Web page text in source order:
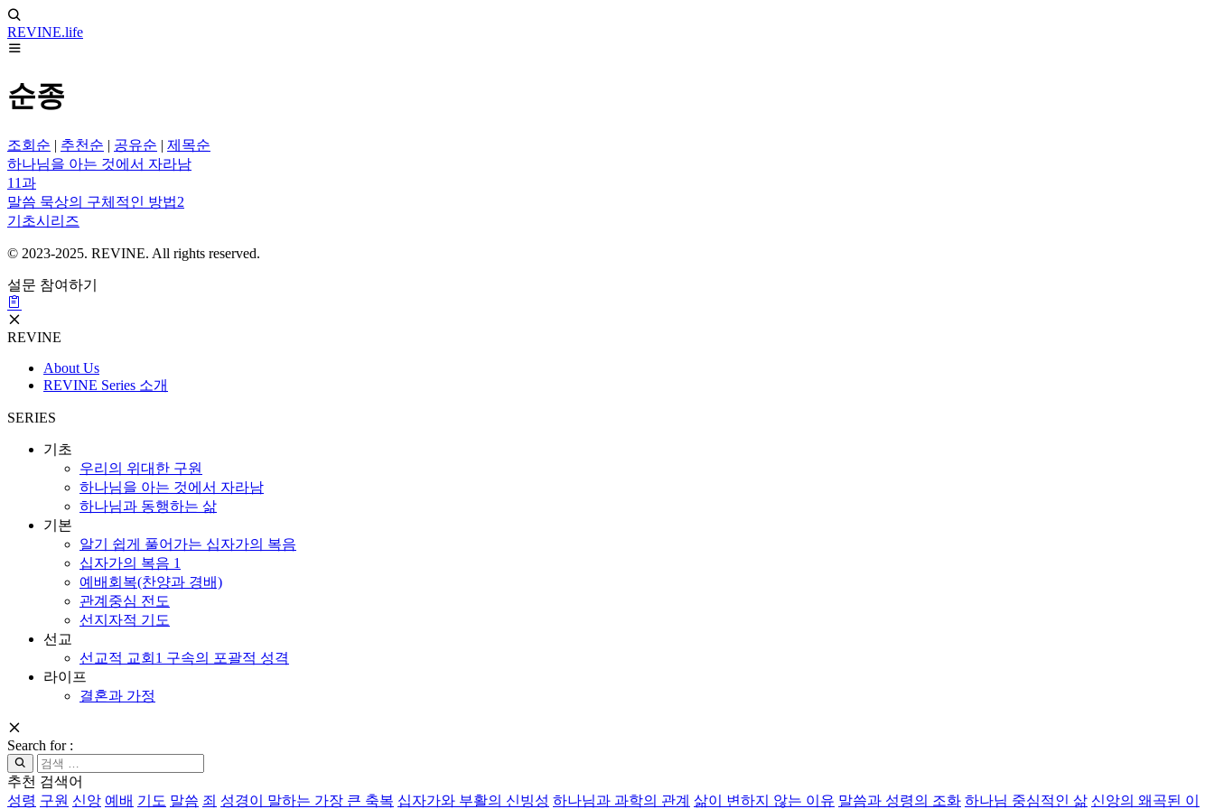
REVINE.life
순종
조회순 | 추천순 | 공유순 | 제목순
하나님을 아는 것에서 자라남
11과
말씀 묵상의 구체적인 방법2
기초시리즈
© 2023-2025. REVINE. All rights reserved.
설문 참여하기
REVINE
About Us
REVINE Series 소개
SERIES
기초
우리의 위대한 구원
하나님을 아는 것에서 자라남
하나님과 동행하는 삶
기본
알기 쉽게 풀어가는 십자가의 복음
십자가의 복음 1
예배회복(찬양과 경배)
관계중심 전도
선지자적 기도
선교
선교적 교회1 구속의 포괄적 성격
라이프
결혼과 가정
Search for :
추천 검색어
성령 구원 신앙 예배 기도 말씀 죄 성경이 말하는 가장 큰 축복 십자가와 부활의 신빙성 하나님과 과학의 관계 삶이 변하지 않는 이유 말씀과 성령의 조화 하나님 중심적인 삶 신앙의 왜곡된 이